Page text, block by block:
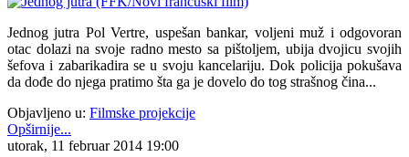
Jednog jutra Pol Vertre, uspešan bankar, voljeni muž i odgovoran
otac dolazi na svoje radno mesto sa pištoljem, ubija dvojicu svojih
šefova i zabarikadira se u svoju kancelariju. Dok policija pokušava
da dođe do njega pratimo šta ga je dovelo do tog strašnog čina...
Objavljeno u: Filmske projekcije
Opširnije...
utorak, 11 februar 2014 19:00